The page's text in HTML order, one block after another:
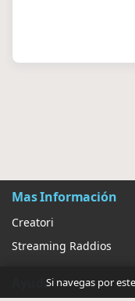
Mas Información
Creatori
Streaming Raddios
AyudaSi navegas por